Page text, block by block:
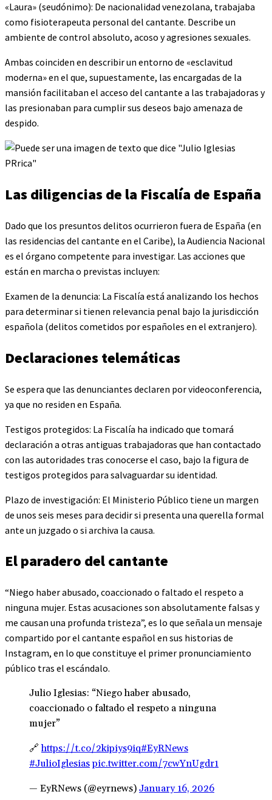
«Laura» (seudónimo): De nacionalidad venezolana, trabajaba
como fisioterapeuta personal del cantante. Describe un
ambiente de control absoluto, acoso y agresiones sexuales.
Ambas coinciden en describir un entorno de «esclavitud
moderna» en el que, supuestamente, las encargadas de la
mansión facilitaban el acceso del cantante a las trabajadoras y
las presionaban para cumplir sus deseos bajo amenaza de
despido.
Las diligencias de la Fiscalía de España
Dado que los presuntos delitos ocurrieron fuera de España (en
las residencias del cantante en el Caribe), la Audiencia Nacional
es el órgano competente para investigar. Las acciones que
están en marcha o previstas incluyen:
Examen de la denuncia: La Fiscalía está analizando los hechos
para determinar si tienen relevancia penal bajo la jurisdicción
española (delitos cometidos por españoles en el extranjero).
Declaraciones telemáticas
Se espera que las denunciantes declaren por videoconferencia,
ya que no residen en España.
Testigos protegidos: La Fiscalía ha indicado que tomará
declaración a otras antiguas trabajadoras que han contactado
con las autoridades tras conocerse el caso, bajo la figura de
testigos protegidos para salvaguardar su identidad.
Plazo de investigación: El Ministerio Público tiene un margen
de unos seis meses para decidir si presenta una querella formal
ante un juzgado o si archiva la causa.
El paradero del cantante
“Niego haber abusado, coaccionado o faltado el respeto a
ninguna mujer. Estas acusaciones son absolutamente falsas y
me causan una profunda tristeza”, es lo que señala un mensaje
compartido por el cantante español en sus historias de
Instagram, en lo que constituye el primer pronunciamiento
público tras el escándalo.
Julio Iglesias: “Niego haber abusado,
coaccionado o faltado el respeto a ninguna
mujer”
🔗https://t.co/2kipiys9iq#EyRNews
#JulioIglesias pic.twitter.com/7cwYnUgdr1
— EyRNews (@eyrnews) January 16, 2026